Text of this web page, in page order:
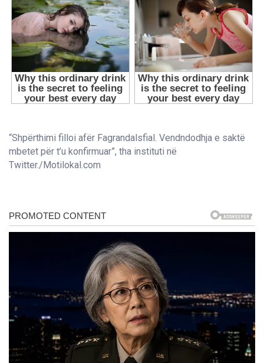
“Shpërthimi filloi afër Fagrandalsfial. Vendndodhja e saktë
mbetet për t’u konfirmuar”, tha instituti në
Twitter./Motilokal.com